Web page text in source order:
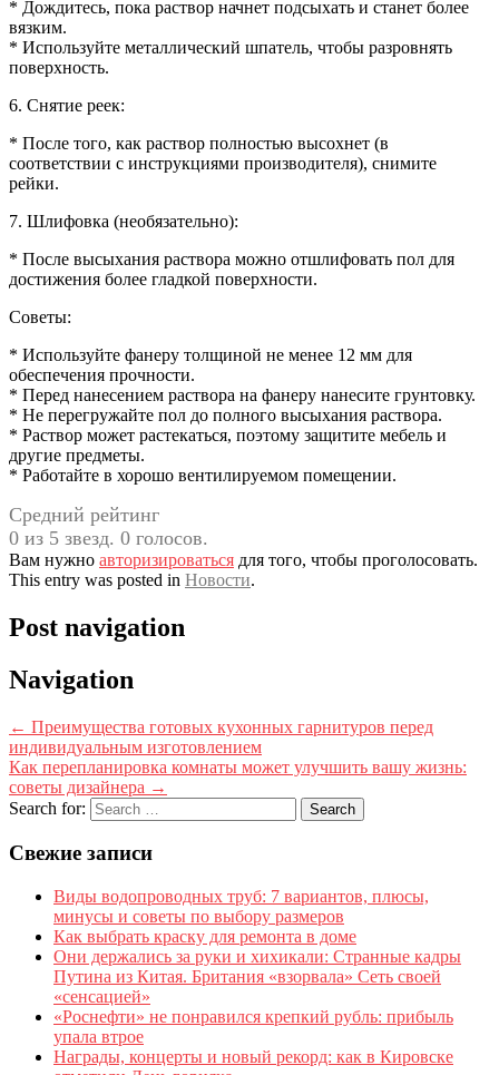
* Дождитесь, пока раствор начнет подсыхать и станет более
вязким.
* Используйте металлический шпатель, чтобы разровнять
поверхность.
6. Снятие реек:
* После того, как раствор полностью высохнет (в
соответствии с инструкциями производителя), снимите
рейки.
7. Шлифовка (необязательно):
* После высыхания раствора можно отшлифовать пол для
достижения более гладкой поверхности.
Советы:
* Используйте фанеру толщиной не менее 12 мм для
обеспечения прочности.
* Перед нанесением раствора на фанеру нанесите грунтовку.
* Не перегружайте пол до полного высыхания раствора.
* Раствор может растекаться, поэтому защитите мебель и
другие предметы.
* Работайте в хорошо вентилируемом помещении.
Средний рейтинг
0 из 5 звезд. 0 голосов.
Вам нужно авторизироваться для того, чтобы проголосовать.
This entry was posted in Новости.
Post navigation
Navigation
← Преимущества готовых кухонных гарнитуров перед
индивидуальным изготовлением
Как перепланировка комнаты может улучшить вашу жизнь:
советы дизайнера →
Search for:
Свежие записи
Виды водопроводных труб: 7 вариантов, плюсы,
минусы и советы по выбору размеров
Как выбрать краску для ремонта в доме
Они держались за руки и хихикали: Странные кадры
Путина из Китая. Британия «взорвала» Сеть своей
«сенсацией»
«Роснефти» не понравился крепкий рубль: прибыль
упала втрое
Награды, концерты и новый рекорд: как в Кировске